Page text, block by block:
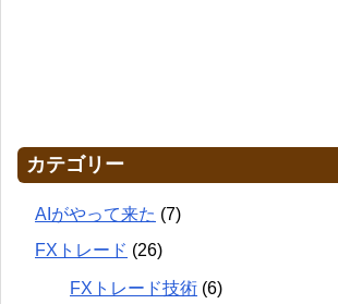
カテゴリー
AIがやって来た (7)
FXトレード (26)
FXトレード技術 (6)